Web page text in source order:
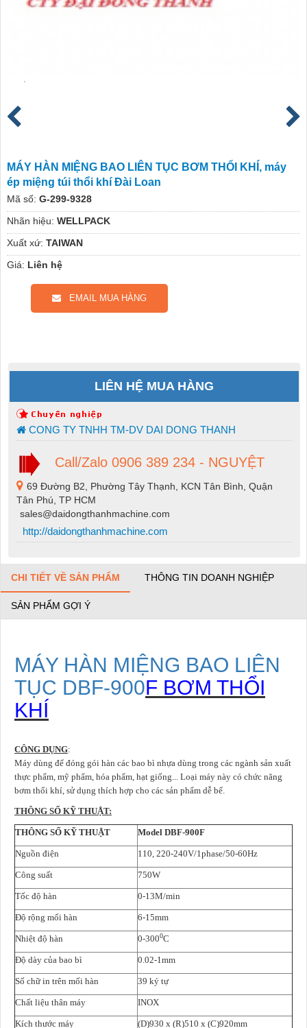
MÁY HÀN MIỆNG BAO LIÊN TỤC BƠM THỔI KHÍ, máy
ép miệng túi thổi khí Đài Loan
Mã số: G-299-9328
Nhãn hiệu: WELLPACK
Xuất xứ: TAIWAN
Giá: Liên hệ
EMAIL MUA HÀNG
LIÊN HỆ MUA HÀNG
CONG TY TNHH TM-DV DAI DONG THANH
Call/Zalo 0906 389 234 - NGUYỆT
69 Đường B2, Phường Tây Thạnh, KCN Tân Bình, Quận
Tân Phú, TP HCM
sales@daidongthanhmachine.com
http://daidongthanhmachine.com
CHI TIẾT VỀ SẢN PHẨM THÔNG TIN DOANH NGHIỆP
SẢN PHẨM GỢI Ý
MÁY HÀN MIỆNG BAO LIÊN
TỤC DBF-900F BƠM THỔI
KHÍ
CÔNG DỤNG:
Máy dùng để đóng gói hàn các bao bì nhựa dùng trong các ngành sản xuất
thực phẩm, mỹ phẩm, hóa phẩm, hạt giống... Loại máy này có chức năng
bơm thổi khí, sử dụng thích hợp cho các sản phẩm dễ bể.
THÔNG SỐ KỸ THUẬT:
THÔNG SỐ KỸ THUẬT Model DBF-900F
Nguồn điện 110, 220-240V/1phase/50-60Hz
Công suất 750W
Tốc độ hàn 0-13M/min
Độ rộng mối hàn 6-15mm
Nhiệt độ hàn 0-3000C
Độ dày của bao bì 0.02-1mm
Số chữ in trên mối hàn 39 ký tự
Chất liệu thân máy INOX
Kích thước máy (D)930 x (R)510 x (C)920mm